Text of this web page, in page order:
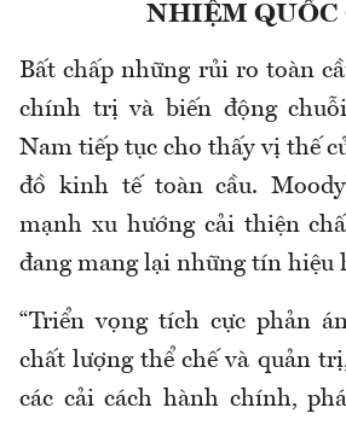
NHIỆM QUỐC
Bất chấp những rủi ro toàn
chính trị và biến động
Nam tiếp tục cho thấy vị thế
đồ kinh tế toàn cầu.
mạnh xu hướng cải thiện
đang mang lại những tín hiệu
“Triển vọng tích cực phản
chất lượng thể chế và quản
các cải cách hành chính,